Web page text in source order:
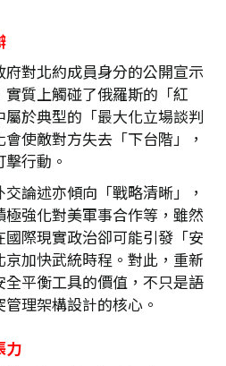
對北約成員身分的公開宣示
質上觸碰了俄羅斯的「紅
於典型的「最大化立場談判
使敵對方失去「下台階」，
行動。
論述亦傾向「戰略清晰」，
強化對美軍事合作等，雖然
際現實政治卻可能引發「安
加快武統時程。對此，重新
平衡工具的價值，不只是語
理架構設計的核心。
力